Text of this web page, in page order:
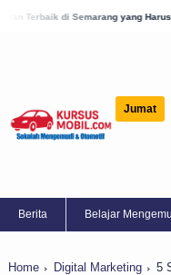
yang Harus Diketahui! 9
Jumat
Berita Belajar
Home Digital Marketing
5